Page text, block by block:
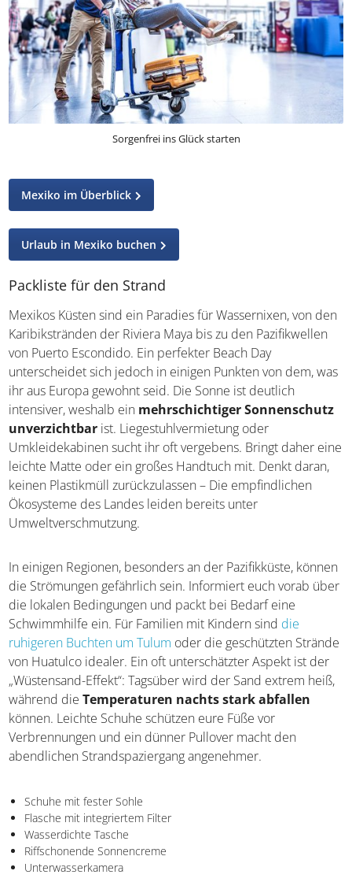
Sorgenfrei ins Glück starten
Mexiko im Überblick
Urlaub in Mexiko buchen
Packliste für den Strand
Mexikos Küsten sind ein Paradies für Wassernixen, von den
Karibikstränden der Riviera Maya bis zu den Pazifikwellen
von Puerto Escondido. Ein perfekter Beach Day
unterscheidet sich jedoch in einigen Punkten von dem, was
ihr aus Europa gewohnt seid. Die Sonne ist deutlich
intensiver, weshalb ein mehrschichtiger Sonnenschutz
unverzichtbar ist. Liegestuhlvermietung oder
Umkleidekabinen sucht ihr oft vergebens. Bringt daher eine
leichte Matte oder ein großes Handtuch mit. Denkt daran,
keinen Plastikmüll zurückzulassen – Die empfindlichen
Ökosysteme des Landes leiden bereits unter
Umweltverschmutzung.
In einigen Regionen, besonders an der Pazifikküste, können
die Strömungen gefährlich sein. Informiert euch vorab über
die lokalen Bedingungen und packt bei Bedarf eine
Schwimmhilfe ein. Für Familien mit Kindern sind die
ruhigeren Buchten um Tulum oder die geschützten Strände
von Huatulco idealer. Ein oft unterschätzter Aspekt ist der
„Wüstensand-Effekt“: Tagsüber wird der Sand extrem heiß,
während dieTemperaturen nachts stark abfallen
können. Leichte Schuhe schützen eure Füße vor
Verbrennungen und ein dünner Pullover macht den
abendlichen Strandspaziergang angenehmer.
Schuhe mit fester Sohle
Flasche mit integriertem Filter
Wasserdichte Tasche
Riffschonende Sonnencreme
Unterwasserkamera